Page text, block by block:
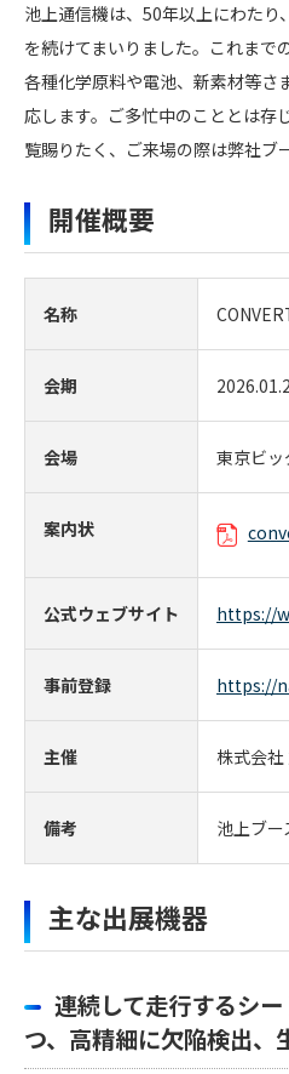
池上通信機は、50年以上にわた
を続けてまいりました。これまで
各種化学原料や電池、新素材等さ
応します。ご多忙中のこととは存
覧賜りたく、ご来場の際は弊社ブ
開催概要
名称
会期
会場 東京ビ
案内状
公式ウェブサイト https://
事前登録 https://
主催 株式会
備考 池上ブ
主な出展機器
連続して走行するシ
つ、高精細に欠陥検出、